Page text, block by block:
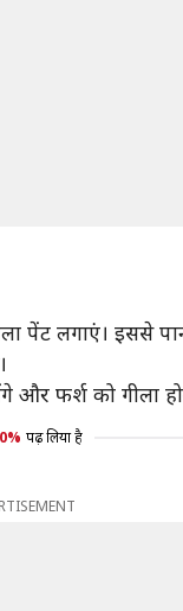
पेंट लगाएं। इससे
फर्श को गीला
पढ़ लिया है